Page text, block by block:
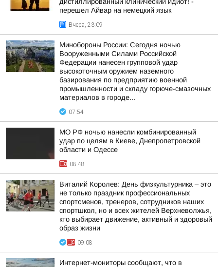
перешел Айвар на немецкий язык
Вчера, 23:09
Минобороны России: Сегодня ночью
Вооруженными Силами Российской
Федерации нанесен групповой удар
высокоточным оружием наземного
базирования по предприятию военной
промышленности и складу горюче-смазочных
материалов в городе...
07:54
МО РФ ночью нанесли комбинированный
удар по целям в Киеве, Днепропетровской
области и Одессе
08:48
Виталий Королев: День физкультурника – это
не только праздник профессиональных
спортсменов, тренеров, сотрудников наших
спортшкол, но и всех жителей Верхневолжья,
кто выбирает движение, активный и здоровый
образ жизни
09:08
Интернет-мониторы сообщают, что в